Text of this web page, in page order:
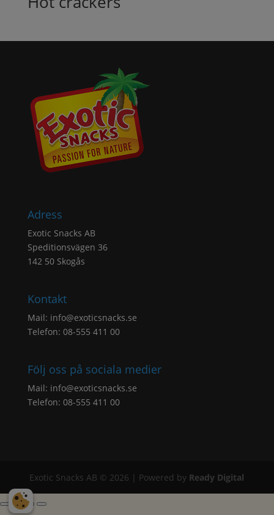
Adress
Exotic Snacks AB
Speditionsvägen 36
142 50 Skogås
Kontakt
Mail: info@exoticsnacks.se
Telefon: 08-555 411 00
Följ oss på sociala medier
Mail: info@exoticsnacks.se
Telefon: 08-555 411 00
Exotic Snacks AB © 2026 | Powered by Ready Digital